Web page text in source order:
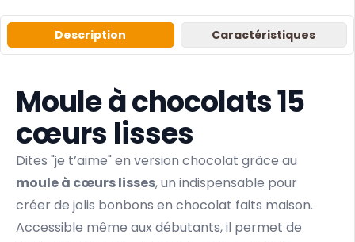
Description Caractéristiques
Moule à chocolats 15
cœurs lisses
Dites "je t’aime" en version chocolat grâce au
moule à cœurs lisses, un indispensable pour
créer de jolis bonbons en chocolat faits maison.
Accessible même aux débutants, il permet de